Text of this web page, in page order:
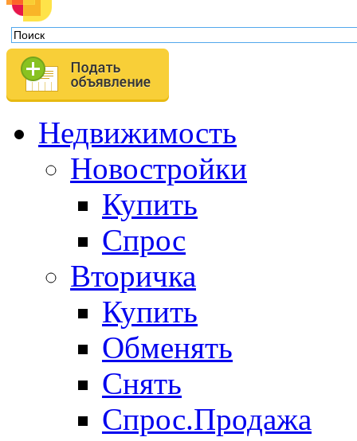
Недвижимость
Новостройки
Купить
Спрос
Вторичка
Купить
Обменять
Снять
Спрос.Продажа